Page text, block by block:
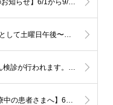
これより秋までは夏季体制として土曜日午後〜日曜は少人数での運用となります。診察状況により診療の遅延を生じる可能性も考慮されますが対応人数は維持する必要がありますので発熱への検査は流行状況をもとに当日判断が必要なものに限定した対応とさせて頂きます。